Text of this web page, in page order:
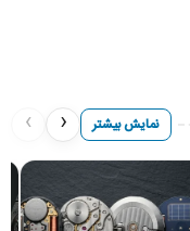
نمایش بیشتر ‹
›